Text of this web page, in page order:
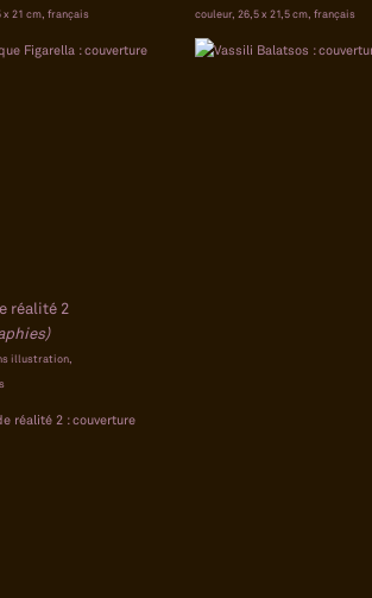
x 21 cm, français
couleur, 26,5 x 21,5 cm, français
réalité 2
illustration,